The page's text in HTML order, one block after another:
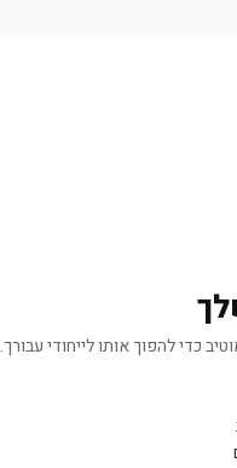
כדי להפוך אותו לייחודי עבורך.